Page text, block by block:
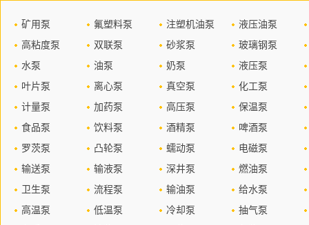
矿用泵 氟塑料泵 注塑机油泵
液压油泵
高粘度泵
双联泵 砂浆泵
玻璃钢泵
水泵
油泵 奶泵
液压泵
叶片泵
离心泵 真空泵
化工泵
计量泵
加药泵 高压泵
保温泵
食品泵
饮料泵 酒精泵
啤酒泵
罗茨泵
凸轮泵 蠕动泵
电磁泵
输送泵
输液泵 深井泵
燃油泵
卫生泵
流程泵 输油泵
给水泵
高温泵
低温泵 冷却泵
抽气泵